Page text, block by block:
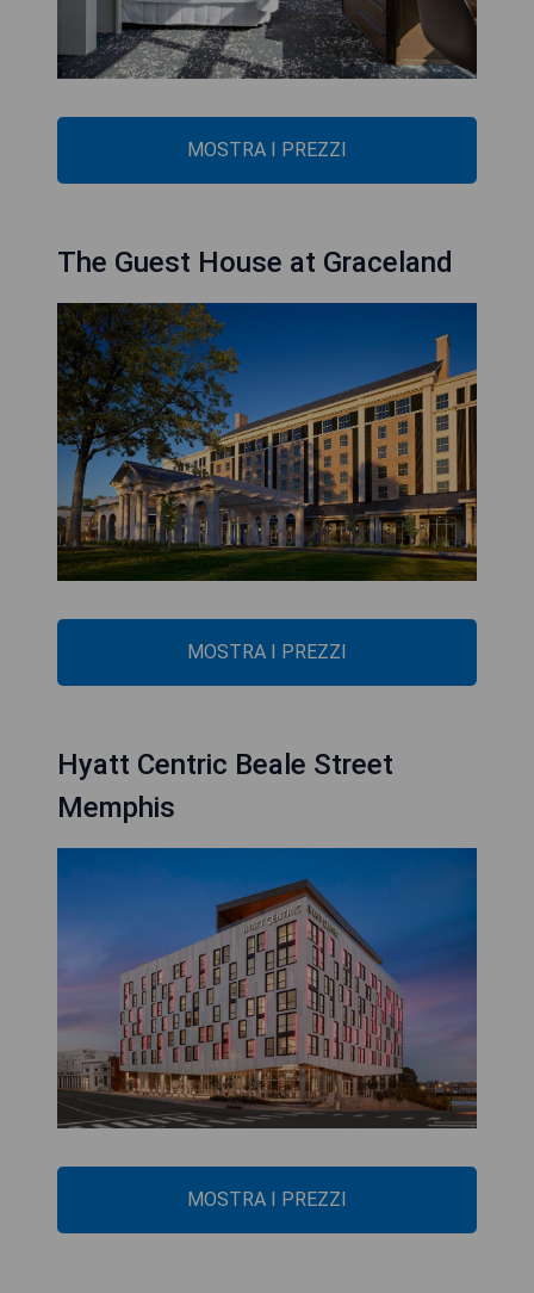
MOSTRA I PREZZI
The Guest House at Graceland
MOSTRA I PREZZI
Hyatt Centric Beale Street
Memphis
MOSTRA I PREZZI